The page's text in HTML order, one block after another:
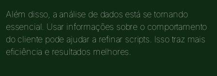
Além disso, a análise de dados está se tornando
essencial. Usar informações sobre o comportamento
do cliente pode ajudar a refinar scripts. Isso traz mais
eficiência e resultados melhores.